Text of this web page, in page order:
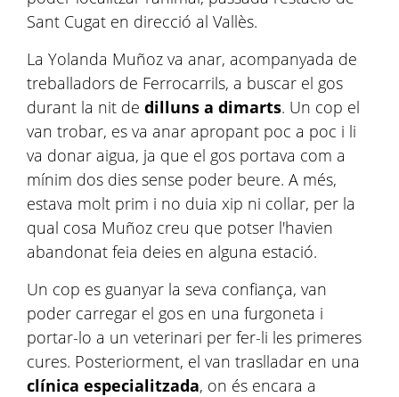
Sant Cugat en direcció al Vallès.
La Yolanda Muñoz va anar, acompanyada de
treballadors de Ferrocarrils, a buscar el gos
durant la nit de dilluns a dimarts. Un cop el
van trobar, es va anar apropant poc a poc i li
va donar aigua, ja que el gos portava com a
mínim dos dies sense poder beure. A més,
estava molt prim i no duia xip ni collar, per la
qual cosa Muñoz creu que potser l'havien
abandonat feia deies en alguna estació.
Un cop es guanyar la seva confiança, van
poder carregar el gos en una furgoneta i
portar-lo a un veterinari per fer-li les primeres
cures. Posteriorment, el van traslladar en una
clínica especialitzada, on és encara a